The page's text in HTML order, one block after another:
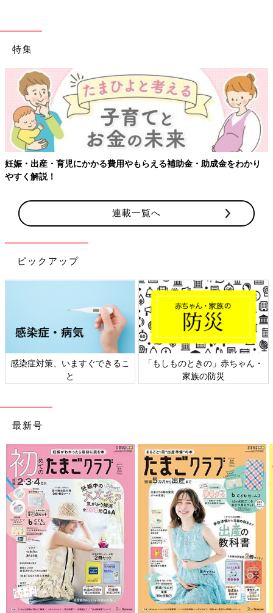
特集
妊娠・出産・育児にかかる費用やもらえる補助金・助成金をわかり
やすく解説！
連載一覧へ
ピックアップ
感染症対策、いますぐできるこ
と
「もしものときの」赤ちゃん・
家族の防災
最新号